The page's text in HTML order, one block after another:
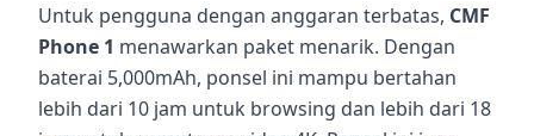
Untuk pengguna dengan anggaran terbatas, CMF
Phone 1 menawarkan paket menarik. Dengan
baterai 5,000mAh, ponsel ini mampu bertahan
lebih dari 10 jam untuk browsing dan lebih dari 18